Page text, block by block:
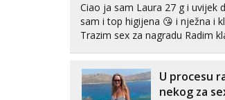
Ciao ja sam Laura 27 g i uvijek
sam i top higijena 😘 i nježna i
Trazim sex za nagradu Radim klasican sex Pusenje i
neljubim se Wha...U procesu
nekog za